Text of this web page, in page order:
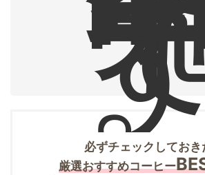
必ずチェックしておき
厳選おすすめコーヒー